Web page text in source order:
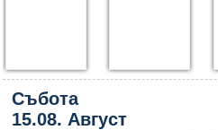
Събота
15.08. Август